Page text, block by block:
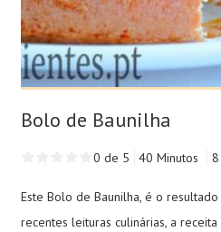
Bolo de Baunilha
0 de 5 40 Minutos
Este Bolo de Baunilha, é o
recentes leituras culinárias, a